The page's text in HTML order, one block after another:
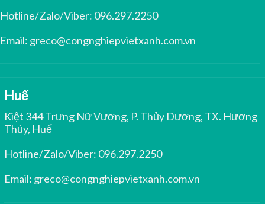
Hotline/Zalo/Viber: 096.297.2250
Email: greco@congnghiepvietxanh.com.vn
Huế
Kiệt 344 Trưng Nữ Vương, P. Thủy Dương, TX. Hương
Thủy, Huế
Hotline/Zalo/Viber: 096.297.2250
Email: greco@congnghiepvietxanh.com.vn